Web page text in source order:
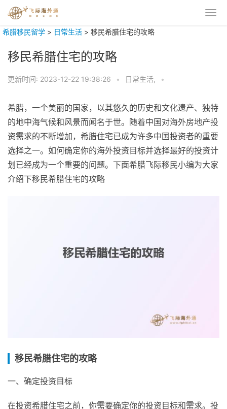
希腊移民留学 > 日常生活 > 移民希腊住宅的攻略
移民希腊住宅的攻略
更新时间: 2023-12-22 19:38:26 • 日常生活, •
希腊，一个美丽的国家，以其悠久的历史和文化遗产、独特
的地中海气候和风景而闻名于世。随着中国对海外房地产投
资需求的不断增加，希腊住宅已成为许多中国投资者的重要
选择之一。如何确定你的海外投资目标并选择最好的投资计
划已经成为一个重要的问题。下面希腊飞际移民小编为大家
介绍下移民希腊住宅的攻略
移民希腊住宅的攻略
一、确定投资目标
在投资希腊住宅之前，你需要确定你的投资目标和需求。投